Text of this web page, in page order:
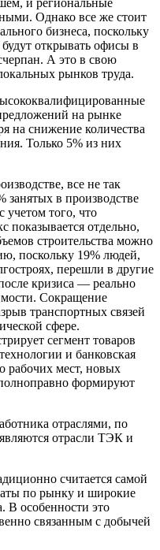
и региональные
Однако все же стоит
бизнеса, поскольку
открывать офисы в
А это в свою
рынков труда.
на рынке
на снижение количества
Только 5% из них
все не так
занятых в производстве
учетом того, что
показывается отдельно,
строительства можно
поскольку 19% людей,
перешли в другие
кризиса — реально
Сокращение
транспортных связей
сфере.
сегмент товаров
и банковская
рабочих мест, новых
формируют
отраслями, по
отрасли ТЭК и
считается самой
по рынку и широкие
В особенности это
связанным с добычей